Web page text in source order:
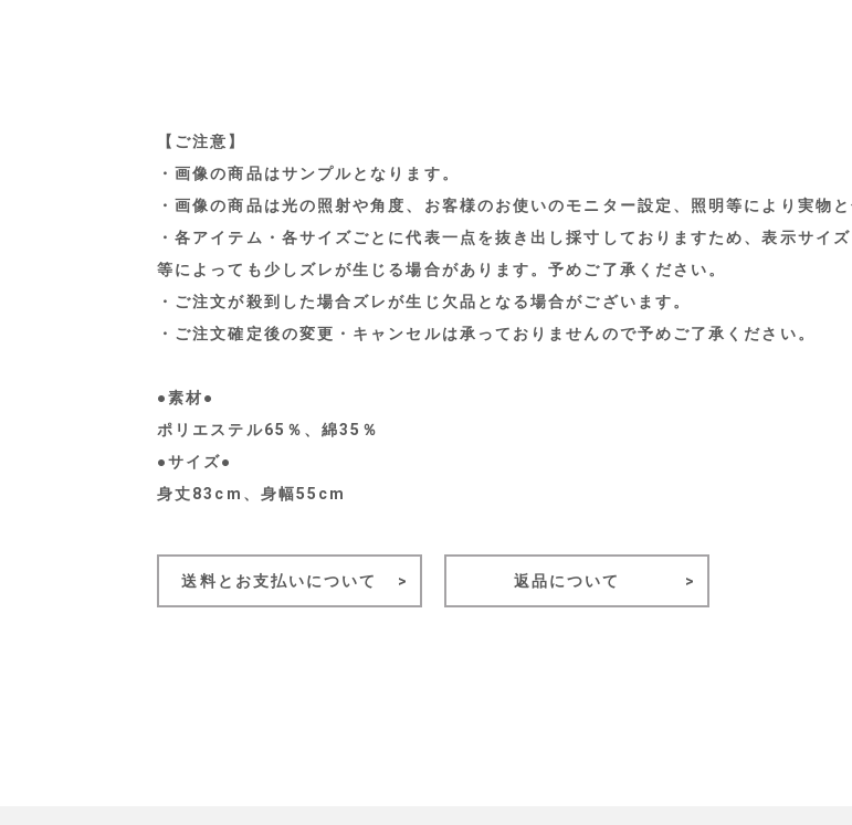
【ご注意】
・画像の商品はサンプルとなります。
・画像の商品は光の照射や角度、お客様のお使いのモニター設定、照明等により実物
・各アイテム・各サイズごとに代表一点を抜き出し採寸しておりますため、表示サイ
等によっても少しズレが生じる場合があります。予めご了承ください。
・ご注文が殺到した場合ズレが生じ欠品となる場合がございます。
・ご注文確定後の変更・キャンセルは承っておりませんので予めご了承ください。
●素材●
ポリエステル65％、綿35％
●サイズ●
身丈83cm、身幅55cm
送料とお支払いについて 返品について